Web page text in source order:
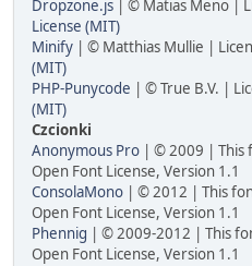
Dropzone.js | © Matias Meno |
License (MIT)
Minify | © Matthias Mullie |
(MIT)
PHP-Punycode | © True B.V. |
(MIT)
Czcionki
Anonymous Pro | © 2009 | This
Open Font License, Version 1.1
ConsolaMono | © 2012 | This
Open Font License, Version 1.1
Phennig | © 2009-2012 | This
Open Font License, Version 1.1